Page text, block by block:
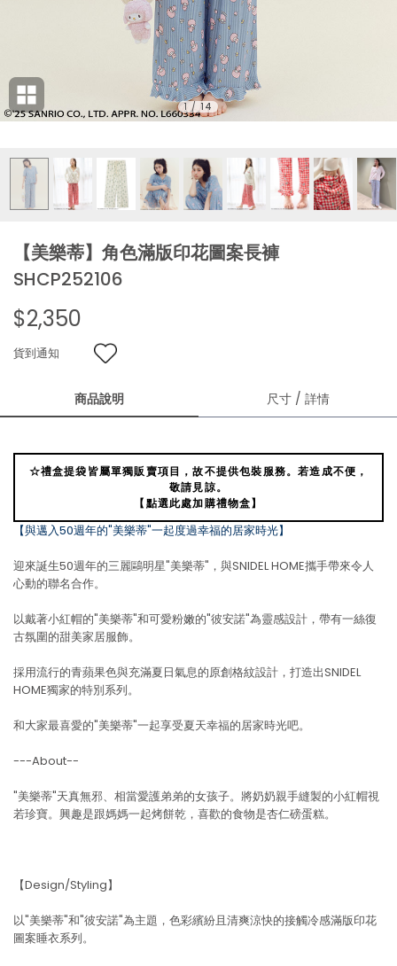
1 / 14
【美樂蒂】角色滿版印花圖案長褲
SHCP252106
$2,350
貨到通知
商品說明 尺寸 / 詳情
☆禮盒提袋皆屬單獨販賣項目，故不提供包裝服務。若造成不便，
敬請見諒。
【點選此處加購禮物盒】
【與邁入50週年的"美樂蒂"一起度過幸福的居家時光】
迎來誕生50週年的三麗鷗明星"美樂蒂"，與SNIDEL HOME攜手帶來令人
心動的聯名合作。
以戴著小紅帽的"美樂蒂"和可愛粉嫩的"彼安諾"為靈感設計，帶有一絲復
古氛圍的甜美家居服飾。
採用流行的青蘋果色與充滿夏日氣息的原創格紋設計，打造出SNIDEL
HOME獨家的特別系列。
和大家最喜愛的"美樂蒂"一起享受夏天幸福的居家時光吧。
---About--
"美樂蒂"天真無邪、相當愛護弟弟的女孩子。將奶奶親手縫製的小紅帽視
若珍寶。興趣是跟媽媽一起烤餅乾，喜歡的食物是杏仁磅蛋糕。
【Design/Styling】
以"美樂蒂"和"彼安諾"為主題，色彩繽紛且清爽涼快的接觸冷感滿版印花
圖案睡衣系列。